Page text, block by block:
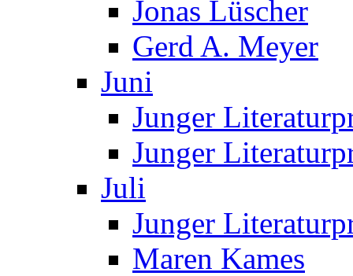
Jonas Lüscher
Gerd A. Meyer
Juni
Junger
Junger
Juli
Junger
Maren Kames